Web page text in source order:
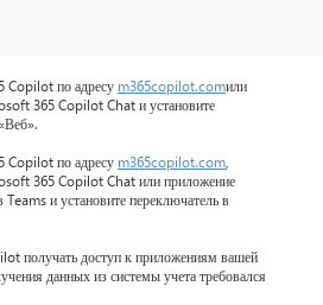
Copilot по адресу m365copilot.comили
365 Copilot Chat и установите
Copilot по адресу m365copilot.com
365 Copilot Chat или приложение
и установите переключатель в
получать доступ к приложениям вашей
данных из системы учета требовался